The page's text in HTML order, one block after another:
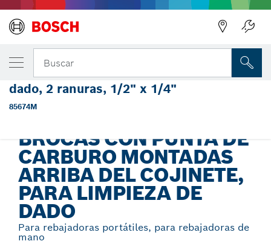
Buscar
...
Brocas con punta de carburo montadas arriba del cojinete,
BROCAS CON PUNTA DE
CARBURO MONTADAS
ARRIBA DEL COJINETE,
PARA LIMPIEZA DE
DADO
Para rebajadoras portátiles, para rebajadoras de
mano
TU VARIANTE SELECCIONADA
Broca con punta de carburo montada
arriba del cojinete, para limpieza de
dado, 2 ranuras, 1/2" x 1/4"
85674M